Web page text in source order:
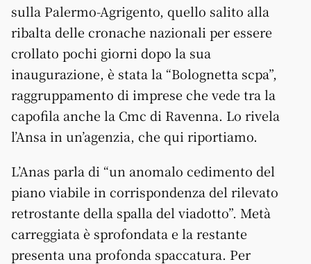
sulla Palermo-Agrigento, quello salito alla
ribalta delle cronache nazionali per essere
crollato pochi giorni dopo la sua
inaugurazione, è stata la “Bolognetta scpa”,
raggruppamento di imprese che vede tra la
capofila anche la Cmc di Ravenna. Lo rivela
l’Ansa in un’agenzia, che qui riportiamo.
L’Anas parla di “un anomalo cedimento del
piano viabile in corrispondenza del rilevato
retrostante della spalla del viadotto”. Metà
carreggiata è sprofondata e la restante
presenta una profonda spaccatura. Per